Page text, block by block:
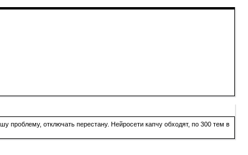
проблему, отключать перестану. Нейросети капчу обходят, по 300 тем в